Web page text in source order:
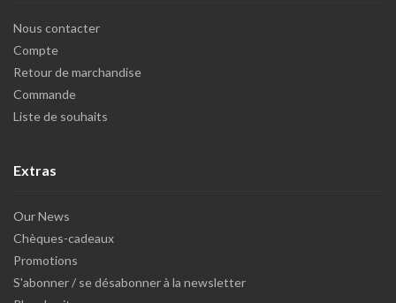
Nous contacter
Compte
Retour de marchandise
Commande
Liste de souhaits
Extras
Our News
Chèques-cadeaux
Promotions
S'abonner / se désabonner à la newsletter